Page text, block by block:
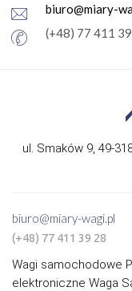
biuro@miary-
(+48) 77 411
ul. Smaków 9, 49-
biuro@miary-wagi.pl
(+48) 77 411 39 28
Wagi samochodowe
elektroniczne Waga